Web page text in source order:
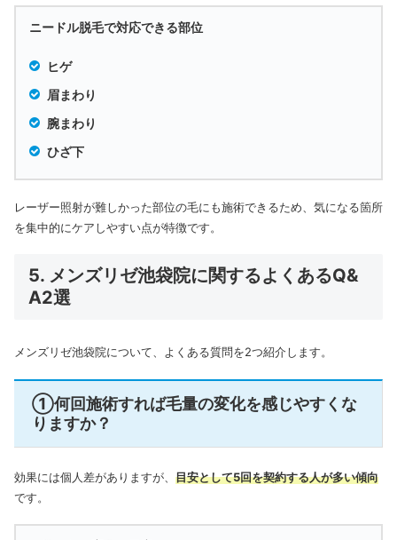
ニードル脱毛で対応できる部位
ヒゲ
眉まわり
腕まわり
ひざ下
レーザー照射が難しかった部位の毛にも施術できるため、気になる箇所
を集中的にケアしやすい点が特徴です。
5. メンズリゼ池袋院に関するよくあるQ&
A2選
メンズリゼ池袋院について、よくある質問を2つ紹介します。
①何回施術すれば毛量の変化を感じやすくな
りますか？
効果には個人差がありますが、 目安として5回を契約する人が多い傾向
です。